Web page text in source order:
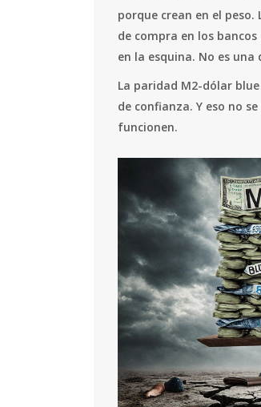
porque crean en el
de compra en los
en la esquina. No es una
La paridad M2-dólar
de confianza. Y eso no
funcionen.